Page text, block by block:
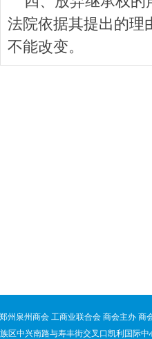
法院依据其提出的理
不能改变。
郑州泉州商会 工商业联合会 商会主办 商
区中兴南路与寿丰街交叉口凯利国际中